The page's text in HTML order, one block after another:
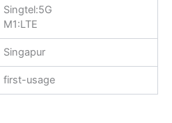
Singtel:5G
M1:LTE
Singapur
first-usage